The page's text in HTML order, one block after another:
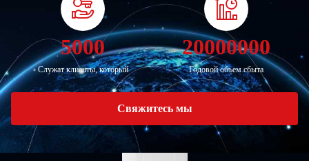
5000
Служат клиенты, который
20000000
Годовой объем сбыта
Свяжитесь мы